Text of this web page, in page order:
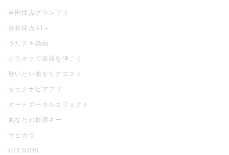
全国採点グランプリ
分析採点AI＋
うたスキ動画
カラオケで楽器を弾こう
歌いたい曲をリクエスト
キョクナビアプリ
オートボーカルエフェクト
あなたの最適キー
サビカラ
JOYKIDS